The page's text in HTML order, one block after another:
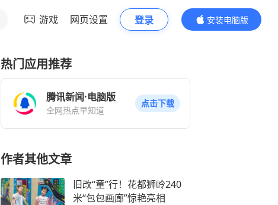
游戏 网页设置 登录
安装电脑版
内容更精彩
热门应用推荐
腾讯新闻·电脑版
全网热点早知道
点击下载
作者其他文章
旧改“童”行！花都狮岭240
米“包包画廊”惊艳亮相